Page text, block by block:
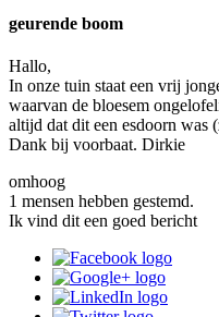
geurende boom
Hallo,
In onze tuin staat een vrij
waarvan de bloesem
altijd dat dit een esdoorn was
Dank bij voorbaat. Dirkie
omhoog
1 mensen hebben gestemd.
Ik vind dit een goed bericht